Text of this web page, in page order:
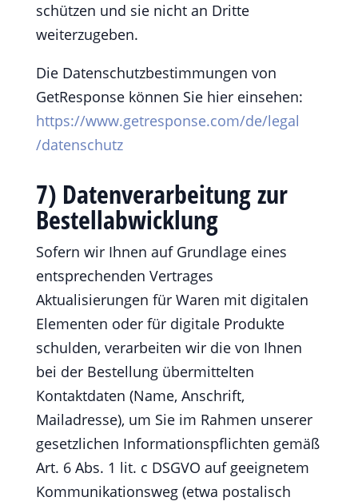
schützen und sie nicht an Dritte
weiterzugeben.
Die Datenschutzbestimmungen von
GetResponse können Sie hier einsehen:
https://www.getresponse.com/de/legal
/datenschutz
7) Datenverarbeitung zur
Bestellabwicklung
Sofern wir Ihnen auf Grundlage eines
entsprechenden Vertrages
Aktualisierungen für Waren mit digitalen
Elementen oder für digitale Produkte
schulden, verarbeiten wir die von Ihnen
bei der Bestellung übermittelten
Kontaktdaten (Name, Anschrift,
Mailadresse), um Sie im Rahmen unserer
gesetzlichen Informationspflichten gemäß
Art. 6 Abs. 1 lit. c DSGVO auf geeignetem
Kommunikationsweg (etwa postalisch